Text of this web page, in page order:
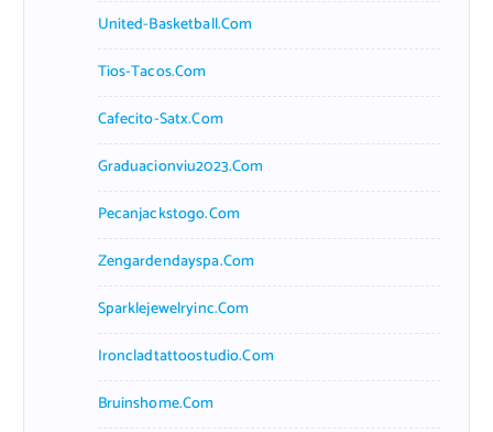
United-Basketball.com
Tios-Tacos.com
Cafecito-Satx.com
Graduacionviu2023.com
Pecanjackstogo.com
Zengardendayspa.com
Sparklejewelryinc.com
Ironcladtattoostudio.com
Bruinshome.com